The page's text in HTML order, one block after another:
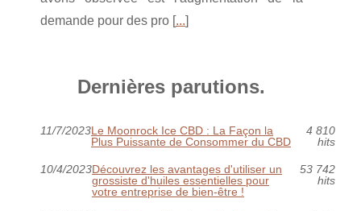
demande pour des pro [...]
Dernières parutions.
11/7/2023Le Moonrock Ice CBD : La Façon la
Plus Puissante de Consommer du CBD
4 810
hits
10/4/2023Découvrez les avantages d'utiliser un
grossiste d'huiles essentielles pour
votre entreprise de bien-être !
53 742
hits